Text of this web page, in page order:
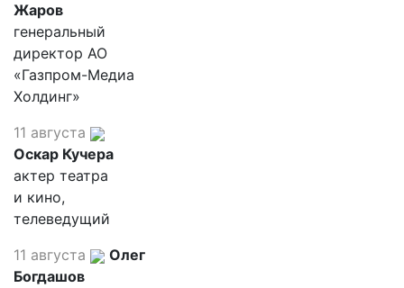
Жаров
генеральный
директор АО
«Газпром-Медиа
Холдинг»
11 августа
Оскар Кучера
актер театра
и кино,
телеведущий
11 августа
Олег
Богдашов